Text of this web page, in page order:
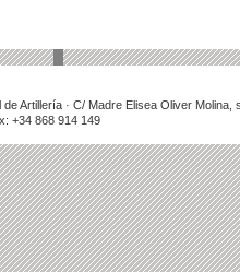
de Artillería · C/ Madre Elisea Oliver
+34 868 914 149